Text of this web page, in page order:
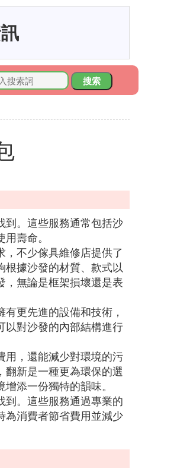
搜索
到。這些服務通常包括沙
壽命。
不少傢具維修店提供了
據沙發的材質、款式以
，無論是框架損壞還是表
更先進的設備和技術，
以對沙發的內部結構進行
用，還能減少對環境的污
新是一種更為環保的選
添一份獨特的韻味。
到。這些服務通過專業的
為消費者節省費用並減少